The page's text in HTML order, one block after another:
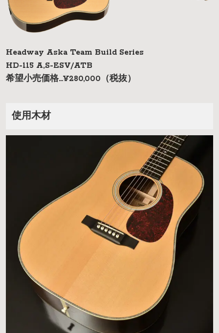
Headway Aska Team Build Series
HD-115 A,S-ESV/ATB
希望小売価格…¥280,000（税抜）
使用木材